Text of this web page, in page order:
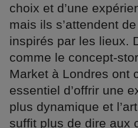
choix et d’une
mais ils s’attendent
inspirés par les lieux.
comme le concept-
Market à Londres ont
essentiel d’offrir une
plus dynamique et
suffit plus de dire aux